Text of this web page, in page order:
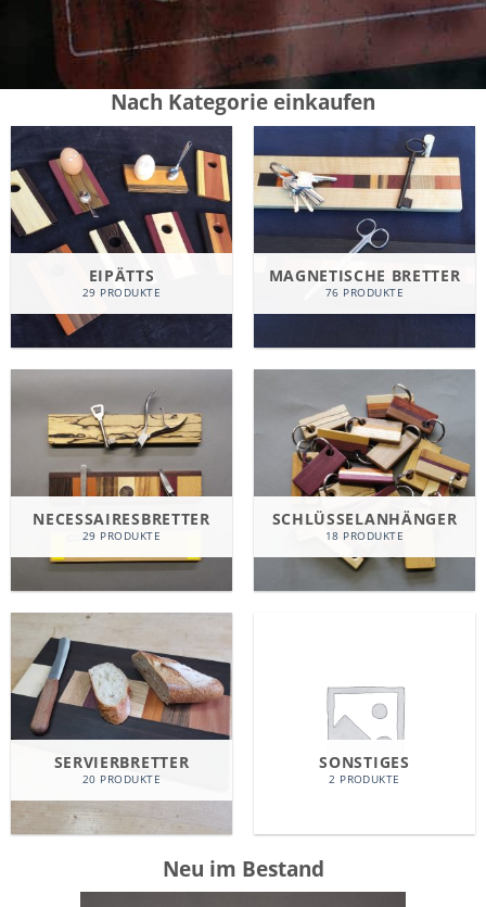
Nach Kategorie einkaufen
EIPÄTTS
29 PRODUKTE
MAGNETISCHE BRETTER
76 PRODUKTE
NECESSAIRESBRETTER
29 PRODUKTE
SCHLÜSSELANHÄNGER
18 PRODUKTE
SERVIERBRETTER
20 PRODUKTE
SONSTIGES
2 PRODUKTE
Neu im Bestand